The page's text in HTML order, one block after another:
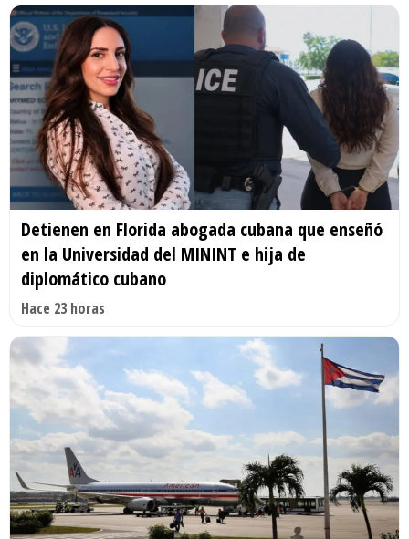
Detienen en Florida abogada cubana que enseñó
en la Universidad del MININT e hija de
diplomático cubano
Hace 23 horas